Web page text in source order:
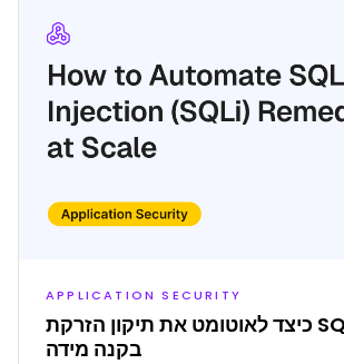
APPLICATION SECURITY
כיצד לאוטומט את תיקון הזרקת SQL (SQLi)
בקנה מידה